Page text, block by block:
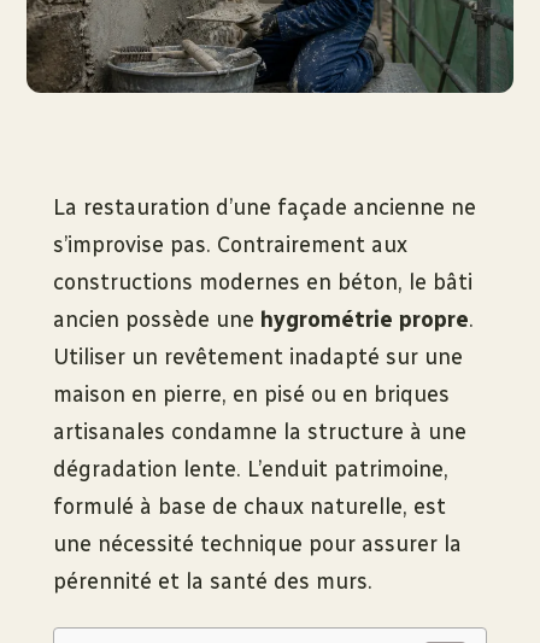
La restauration d’une façade ancienne ne
s’improvise pas. Contrairement aux
constructions modernes en béton, le bâti
ancien possède une hygrométrie propre.
Utiliser un revêtement inadapté sur une
maison en pierre, en pisé ou en briques
artisanales condamne la structure à une
dégradation lente. L’enduit patrimoine,
formulé à base de chaux naturelle, est
une nécessité technique pour assurer la
pérennité et la santé des murs.